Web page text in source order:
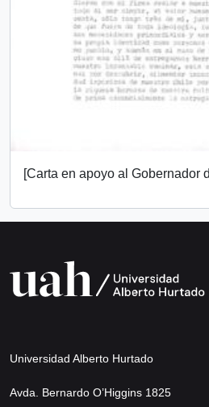
[Carta en apoyo al Gobernador
Universidad Alberto Hurtado
Avda. Bernardo O’Higgins 1825